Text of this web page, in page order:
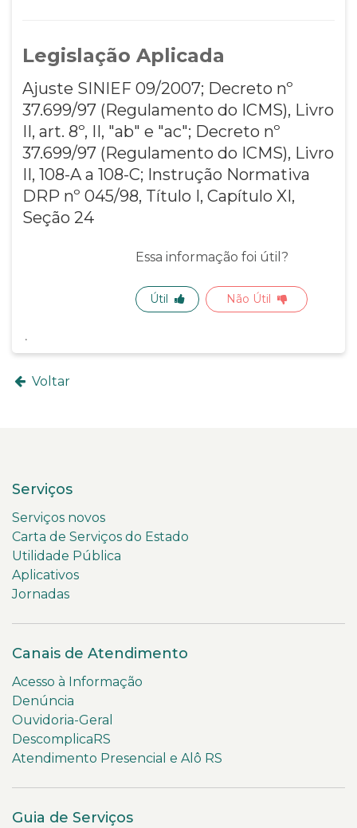
Legislação Aplicada
Ajuste SINIEF 09/2007; Decreto nº
37.699/97 (Regulamento do ICMS), Livro
II, art. 8º, II, "ab" e "ac"; Decreto nº
37.699/97 (Regulamento do ICMS), Livro
II, 108-A a 108-C; Instrução Normativa
DRP nº 045/98, Título I, Capítulo XI,
Seção 24
Essa informação foi útil?
Útil Não Útil
Voltar
Serviços
Serviços novos
Carta de Serviços do Estado
Utilidade Pública
Aplicativos
Jornadas
Canais de Atendimento
Acesso à Informação
Denúncia
Ouvidoria-Geral
DescomplicaRS
Atendimento Presencial e Alô RS
Guia de Serviços